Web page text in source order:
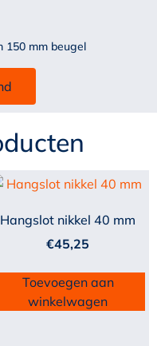
150 mm beugel
Hangslot nikkel 40 mm
€45,25
Toevoegen aan
winkelwagen